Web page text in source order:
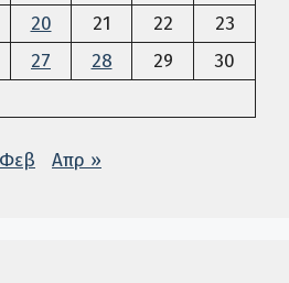
20 21 22
23
27 28 29
30
Απρ »